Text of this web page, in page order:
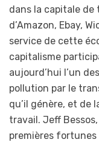
dans la capitale
d’Amazon, Ebay,
service de cette
capitalisme
aujourd’hui l’un
pollution par le
qu’il génère, et de
travail. Jeff Bessos,
premières fortunes